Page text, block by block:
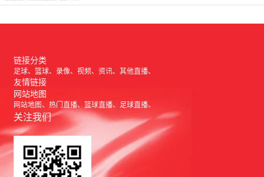
链接分类
足球 篮球 录像 视频 资讯 其他直播
友情链接
网站地图
网站地图 热门直播 篮球直播 足球直播
关注我们